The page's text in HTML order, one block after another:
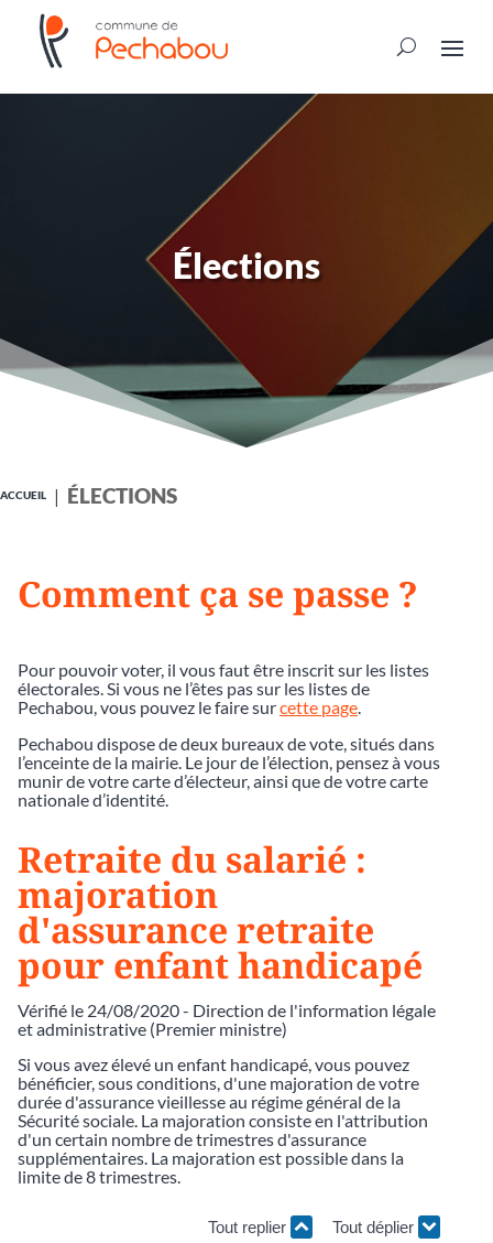
Élections
ACCUEIL ÉLECTIONS
Comment ça se passe ?
Pour pouvoir voter, il vous faut être inscrit sur les listes
électorales. Si vous ne l’êtes pas sur les listes de
Pechabou, vous pouvez le faire surcette page
Pechabou dispose de deux bureaux de vote, situés dans
l’enceinte de la mairie. Le jour de l’élection, pensez à vous
munir de votre carte d’électeur, ainsi que de votre carte
nationale d’identité.
Retraite du salarié :
majoration
d'assurance retraite
pour enfant handicapé
Vérifié le 24/08/2020 - Direction de l'information légale
et administrative (Premier ministre)
Si vous avez élevé un enfant handicapé, vous pouvez
bénéficier, sous conditions, d'une majoration de votre
durée d'assurance vieillesse au régime général de la
Sécurité sociale. La majoration consiste en l'attribution
d'un certain nombre de trimestres d'assurance
supplémentaires. La majoration est possible dans la
limite de 8 trimestres.
Tout replier Tout déplier